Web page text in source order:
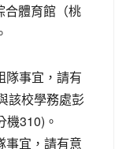
合體育館（桃
隊事宜，請有
該校學務處彭
310)。
事宜，請有意